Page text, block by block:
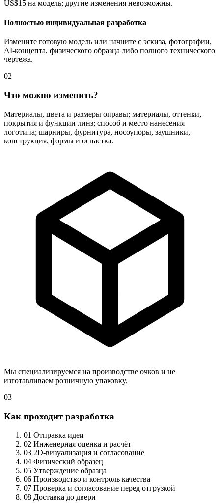
US$15 на модель; другие изменения невозможны.
Полностью индивидуальная разработка
Измените готовую модель или начните с эскиза, фотографии,
AI-концепта, физического образца либо полного технического
чертежа.
02
Что можно изменить?
Материалы, цвета и размеры оправы; материалы, оттенки,
покрытия и функции линз; способ и место нанесения
логотипа; шарниры, фурнитура, носоупоры, заушники,
конструкция, формы и оснастка.
Мы специализируемся на производстве очков и не
изготавливаем розничную упаковку.
03
Как проходит разработка
01 Отправка идеи
02 Инженерная оценка и расчёт
03 2D-визуализация и согласование
04 Физический образец
05 Утверждение образца
06 Производство и контроль качества
07 Проверка и согласование перед отгрузкой
08 Доставка до двери